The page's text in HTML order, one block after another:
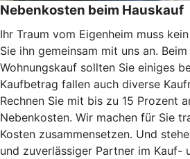
Nebenkosten beim Hauskauf
Ihr Traum vom Eigenheim muss
Sie ihn gemeinsam mit uns an.
Wohnungskauf sollten Sie einiges
Kaufbetrag fallen auch diverse
Rechnen Sie mit bis zu 15 Prozent
Nebenkosten. Wir machen für Sie
Kosten zusammensetzen. Und
und zuverlässiger Partner im Kauf-